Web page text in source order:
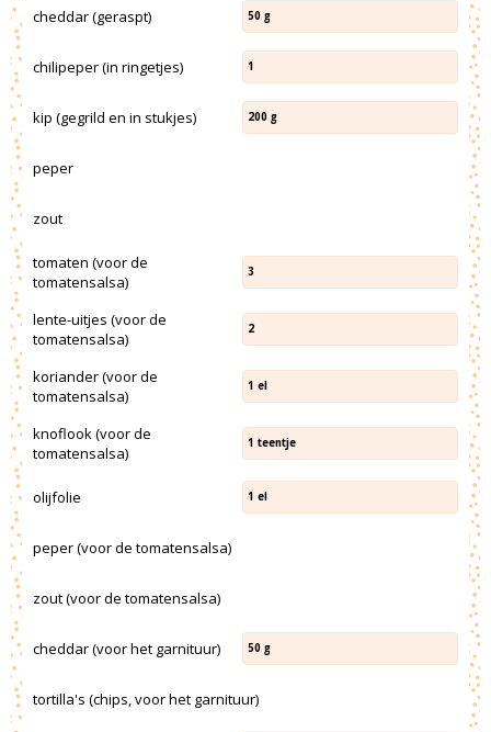
cheddar (geraspt) 50 g
chilipeper (in ringetjes) 1
kip (gegrild en in stukjes) 200 g
peper
zout
tomaten (voor de
tomatensalsa)
3
lente-uitjes (voor de
tomatensalsa)
2
koriander (voor de
tomatensalsa)
1 el
knoflook (voor de
tomatensalsa)
1 teentje
olijfolie 1 el
peper (voor de tomatensalsa)
zout (voor de tomatensalsa)
cheddar (voor het garnituur) 50 g
tortilla's (chips, voor het garnituur)